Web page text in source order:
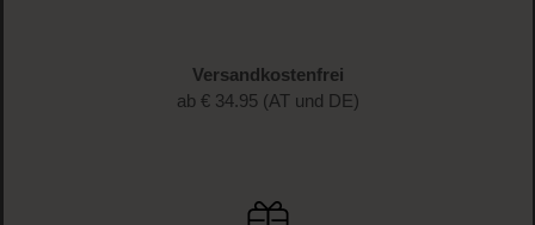
Versandkostenfrei
ab € 34.95 (AT und DE)